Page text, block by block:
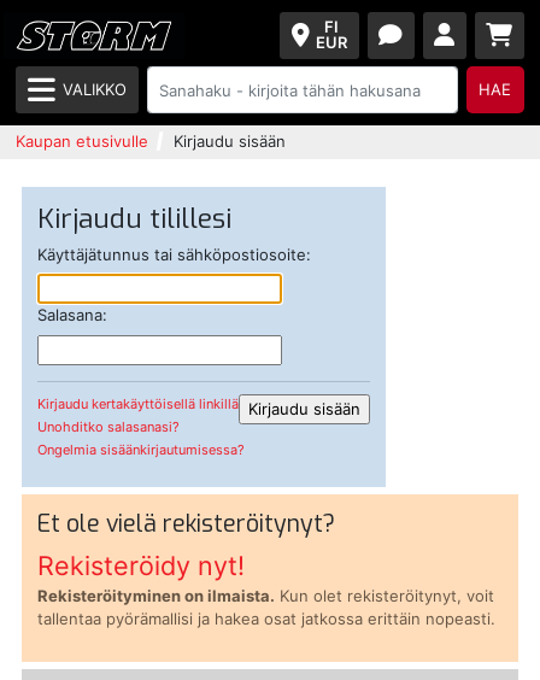
FI
EUR
VALIKKO HAE
Kaupan etusivulle Kirjaudu sisään
Kirjaudu tilillesi
Käyttäjätunnus tai sähköpostiosoite:
Salasana:
Kirjaudu kertakäyttöisellä linkillä
Unohditko salasanasi?
Ongelmia sisäänkirjautumisessa?
Et ole vielä rekisteröitynyt?
Rekisteröidy nyt!
Rekisteröityminen on ilmaista. Kun olet rekisteröitynyt, voit
tallentaa pyörämallisi ja hakea osat jatkossa erittäin nopeasti.